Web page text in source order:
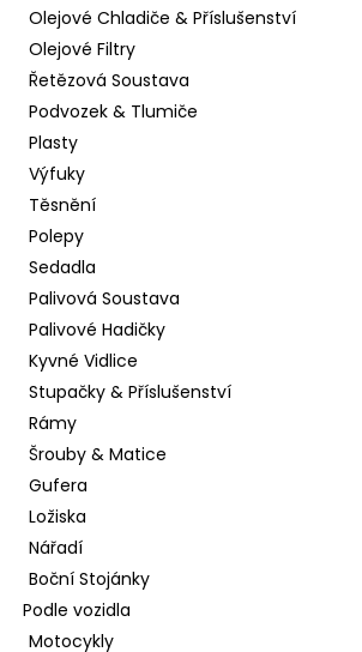
Olejové Chladiče & Příslušenství
Olejové Filtry
Řetězová Soustava
Podvozek & Tlumiče
Plasty
Výfuky
Těsnění
Polepy
Sedadla
Palivová Soustava
Palivové Hadičky
Kyvné Vidlice
Stupačky & Příslušenství
Rámy
Šrouby & Matice
Gufera
Ložiska
Nářadí
Boční Stojánky
Podle vozidla
Motocykly